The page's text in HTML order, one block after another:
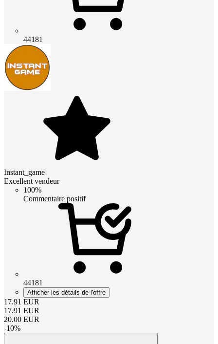
44181
Instant_game
Excellent vendeur
100%
Commentaire positif
44181
Afficher les détails de l'offre
17.91 EUR
17.91 EUR
20.00 EUR
-10%